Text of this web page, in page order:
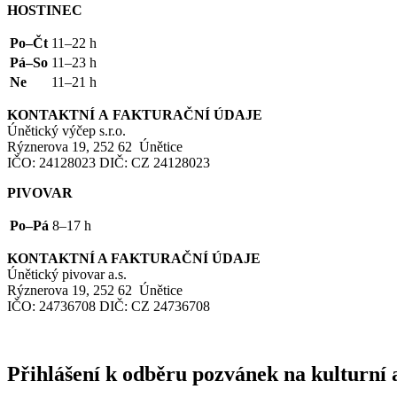
HOSTINEC
Po–Čt 11–22 h
Pá–So 11–23 h
Ne
11–21 h
KONTAKTNÍ A FAKTURAČNÍ ÚDAJE
Únětický výčep s.r.o.
Rýznerova 19, 252 62 Únětice
IČO: 24128023 DIČ: CZ 24128023
PIVOVAR
Po–Pá 8–17 h
KONTAKTNÍ A FAKTURAČNÍ ÚDAJE
Únětický pivovar a.s.
Rýznerova 19, 252 62 Únětice
IČO: 24736708 DIČ: CZ 24736708
Přihlášení k odběru pozvánek na kulturní